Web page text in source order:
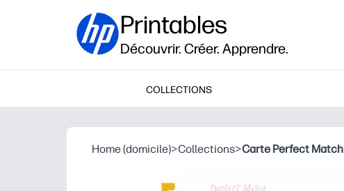
Printables
Découvrir. Créer. Apprendre.
COLLECTIONS
Home (domicile)>Collections>Carte Perfect Match